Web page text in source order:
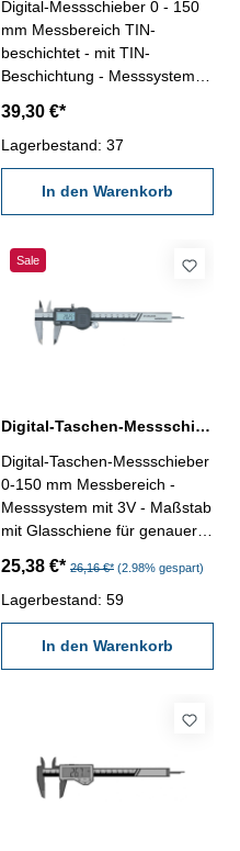
Digital-Messschieber 0 - 150
mm Messbereich TIN-
beschichtet - mit TIN-
Beschichtung - Messsystem
Metallgehäuse (robust) -
Maßstab mit Glasschiene für
genauere Abtastung - aus
rostfreiem Stahl, gehärtet - 4-
fach Messung - mit Ein/Aus-,
(mit der Hold-Taste kann das
Auswertung festgehalten
werden) - Datenausgang RB
Behältnis/Kasten Messbereich
39,30 €*
Lagerbestand: 37
In den Warenkorb
Sale
Digital-Taschen-Messschieber 0-150 mm DIN 862 3V
Digital-Taschen-Messschieber
0-150 mm Messbereich -
Messsystem mit 3V - Maßstab
mit Glasschiene für genauere
Stahl, gehärtet - 4-fach
Messung - mit Ein/Aus-, Null-,
Unit- und Hold-Taste (mit der
Hold-Taste kann das
Messergebnis für spätere
werden) - Datenausgang RB
Antriebsrolle (Passstück im
Lieferumfang)- im
25,38 €* 26,16 €* (2.98% gespart)
Lagerbestand: 59
In den Warenkorb